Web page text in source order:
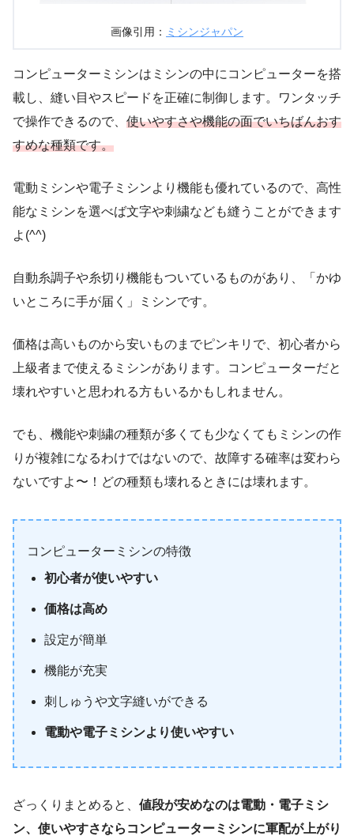
画像引用： ミシンジャパン
コンピューターミシンはミシンの中にコンピューターを搭
載し、縫い目やスピードを正確に制御します。ワンタッチ
で操作できるので、 使いやすさや機能の面でいちばんおす
すめな種類です。
電動ミシンや電子ミシンより機能も優れているので、高性
能なミシンを選べば文字や刺繍なども縫うことができます
よ(^^)
自動糸調子や糸切り機能もついているものがあり、「かゆ
いところに手が届く」ミシンです。
価格は高いものから安いものまでピンキリで、初心者から
上級者まで使えるミシンがあります。コンピューターだと
壊れやすいと思われる方もいるかもしれません。
でも、機能や刺繍の種類が多くても少なくてもミシンの作
りが複雑になるわけではないので、故障する確率は変わら
ないですよ〜！どの種類も壊れるときには壊れます。
コンピューターミシンの特徴
初心者が使いやすい
価格は高め
設定が簡単
機能が充実
刺しゅうや文字縫いができる
電動や電子ミシンより使いやすい
ざっくりまとめると、 値段が安めなのは電動・電子ミシ
ン、使いやすさならコンピューターミシンに軍配が上がり